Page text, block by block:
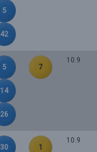
5
42
5
14
26
7
10.9
30
1
10.9